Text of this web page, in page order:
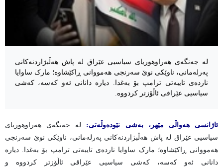
لە جەنگەی هەراوهوریای سیاسیی عێراق لە پاش هەڵبژاردنەکانی
پەرلەمانی، ناوێکی نوێ سەرنجی هەمووانی ڕاکێشاوە؛ مارک ساوایا
ناردەی تایبەتی ترامپ بۆ بەغدا. دیارە دانانی ئەو کەسە، کەشی
سیاسیی عێراقی ئاڵۆزتر کردووە.
ئاژانسی هەواڵی مێهر، بەشی نێودەوڵەتی: لە جەنگەی هەراوهوریای
سیاسیی عێراق لە پاش هەڵبژاردنەکانی پەرلەمانی، ناوێکی نوێ سەرنجی
هەمووانی ڕاکێشاوە؛ مارک ساوایا ناردەی تایبەتی ترامپ بۆ بەغدا. دیارە
دانانی ئەو کەسە، کەشی سیاسیی عێراقی ئاڵۆزتر کردووە و